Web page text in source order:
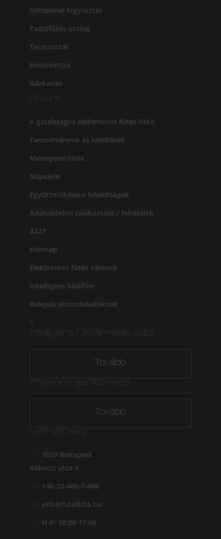
Infrapanel fogyasztás
Padlófűtés utólag
Termosztát
Hőszivattyú
Gázkazán
A gazdaságos elektromos fűtés titka
Tanusítványok és letöltések
Mennyezetfűtés
Napelem
Együttműködési lehetőségek
Adatvédelmi tájékoztató / feltételek
ÁSZF
sitemap
Elektromos fűtés városok
Intelligens fűtőfilm
Belépés viszonteladóknak
<
Tovább
Tovább
1039 Budapest
Rákoczi utca 4
+36-20-400-7-400
info@futofolia.hu
H-P: 10:00-17:00